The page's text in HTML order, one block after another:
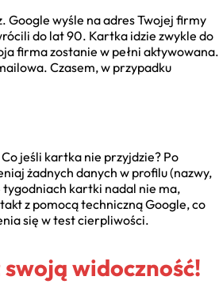
Google wyśle na adres Twojej firmy
do lat 90. Kartka idzie zwykle do
firma zostanie w pełni aktywowana.
Czasem, w przypadku
jeśli kartka nie przyjdzie? Po
żadnych danych w profilu (nazwy,
tygodniach kartki nadal nie ma,
z pomocą techniczną Google, co
się w test cierpliwości.
widoczność!